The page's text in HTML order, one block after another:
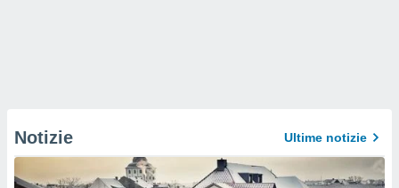
Notizie Ultime notizie